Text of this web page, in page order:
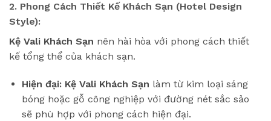
2. Phong Cách Thiết Kế Khách Sạn (Hotel Design
Style):
Kệ Vali Khách Sạn nên hài hòa với phong cách thiết
kế tổng thể của khách sạn.
Hiện đại: Kệ Vali Khách Sạn làm từ kim loại sáng
bóng hoặc gỗ công nghiệp với đường nét sắc sảo
sẽ phù hợp với phong cách hiện đại.